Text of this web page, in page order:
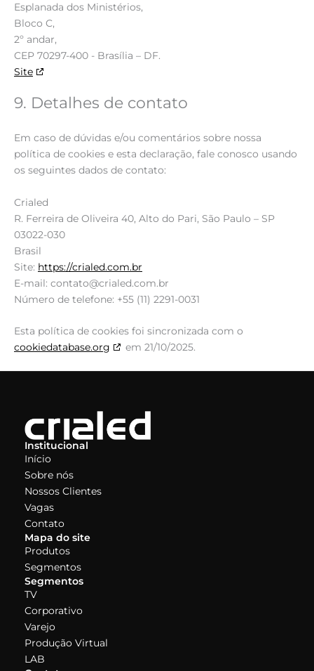
Esplanada dos Ministérios,
Bloco C,
2º andar,
CEP 70297-400 - Brasília – DF.
Site
9. Detalhes de contato
Em caso de dúvidas e/ou comentários sobre nossa
política de cookies e esta declaração, fale conosco usando
os seguintes dados de contato:
Crialed
R. Ferreira de Oliveira 40, Alto do Pari, São Paulo – SP
03022-030
Brasil
Site: https://crialed.com.br
E-mail: contato@crialed.com.br
Número de telefone: +55 (11) 2291-0031
Esta política de cookies foi sincronizada com o
cookiedatabase.org
em 21/10/2025.
Institucional
Início
Sobre nós
Nossos Clientes
Vagas
Contato
Mapa do site
Produtos
Segmentos
Segmentos
TV
Corporativo
Varejo
Produção Virtual
LAB